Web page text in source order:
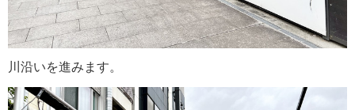
川沿いを進みます。